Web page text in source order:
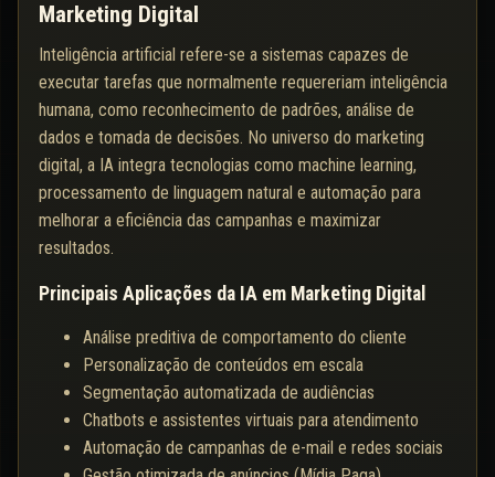
Marketing Digital
Inteligência artificial refere-se a sistemas capazes de
executar tarefas que normalmente requereriam inteligência
humana, como reconhecimento de padrões, análise de
dados e tomada de decisões. No universo do marketing
digital, a IA integra tecnologias como machine learning,
processamento de linguagem natural e automação para
melhorar a eficiência das campanhas e maximizar
resultados.
Principais Aplicações da IA em Marketing Digital
Análise preditiva de comportamento do cliente
Personalização de conteúdos em escala
Segmentação automatizada de audiências
Chatbots e assistentes virtuais para atendimento
Automação de campanhas de e-mail e redes sociais